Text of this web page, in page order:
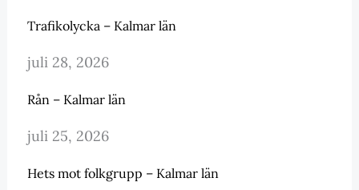
Trafikolycka – Kalmar län
juli 28, 2026
Rån – Kalmar län
juli 25, 2026
Hets mot folkgrupp – Kalmar län